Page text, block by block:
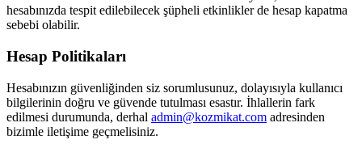
hesabınızda tespit edilebilecek şüpheli etkinlikler de hesap kapatma
sebebi olabilir.
Hesap Politikaları
Hesabınızın güvenliğinden siz sorumlusunuz, dolayısıyla kullanıcı
bilgilerinin doğru ve güvende tutulması esastır. İhlallerin fark
edilmesi durumunda, derhal admin@kozmikat.com adresinden
bizimle iletişime geçmelisiniz.